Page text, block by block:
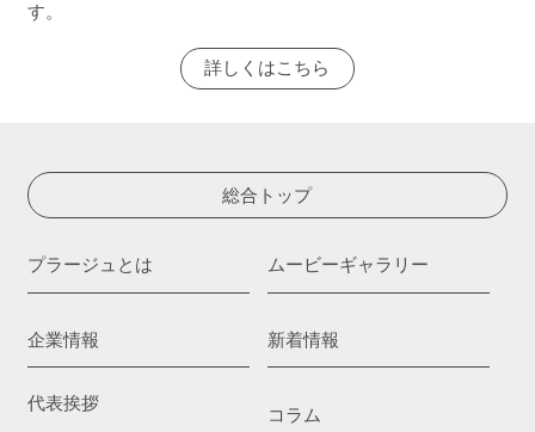
す。
詳しくはこちら
総合トップ
プラージュとは
企業情報
代表挨拶
ムービーギャラリー
新着情報
コラム